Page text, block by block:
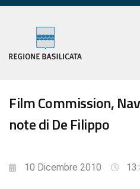
Film Commission,
note di De Filippo
10 Dicembre 2010